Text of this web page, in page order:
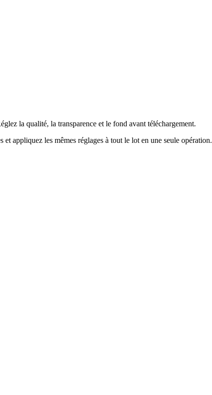
la qualité, la transparence et le fond avant téléchargement.
et appliquez les mêmes réglages à tout le lot en une seule opération.